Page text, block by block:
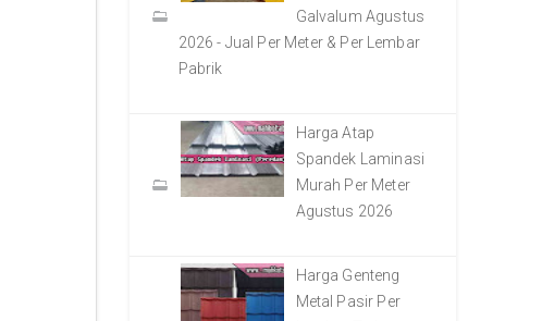
Galvalum Agustus
2026 - Jual Per Meter & Per Lembar
Pabrik
Harga Atap
Spandek Laminasi
Murah Per Meter
Agustus 2026
Harga Genteng
Metal Pasir Per